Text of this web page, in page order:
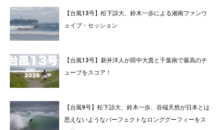
【台風13号】松下諒大、鈴木一歩による湘南ファンウ
ェイブ・セッション
【台風13号】新井洋人が田中大貴と千葉南で最高のチ
ューブをスコア！
【台風9号】松下諒大、鈴木一歩、谷端天然が日本とは
思えないようなパーフェクトなロンググーフィーをス